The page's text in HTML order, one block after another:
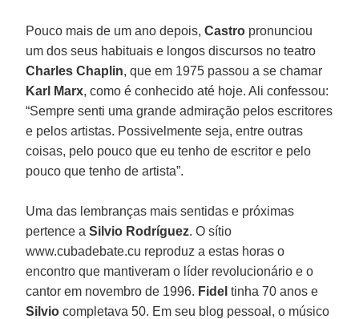
Pouco mais de um ano depois,Castro pronunciou
um dos seus habituais e longos discursos no teatro
Charles Chaplin, que em 1975 passou a se chamar
Karl Marx, como é conhecido até hoje. Ali confessou:
“Sempre senti uma grande admiração pelos escritores
e pelos artistas. Possivelmente seja, entre outras
coisas, pelo pouco que eu tenho de escritor e pelo
pouco que tenho de artista”.
Uma das lembranças mais sentidas e próximas
pertence aSilvio Rodríguez. O sítio
www.cubadebate.cu reproduz a estas horas o
encontro que mantiveram o líder revolucionário e o
cantor em novembro de 1996. Fidel tinha 70 anos e
Silvio completava 50. Em seu blog pessoal, o músico